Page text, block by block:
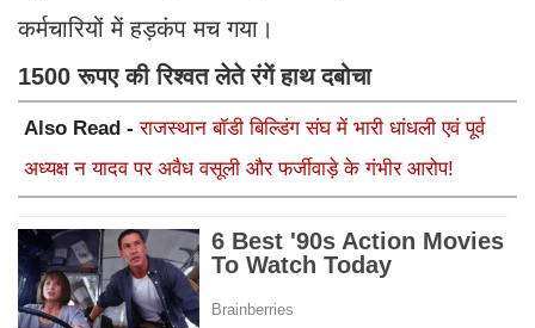
कर्मचारियों में हड़कंप मच गया।
1500 रूपए की रिश्वत लेते रंगें हाथ दबोचा
Also Read -राजस्थान बॉडी बिल्डिंग संघ में भारी धांधली एवं पूर्व
अध्यक्ष न यादव पर अवैध वसूली और फर्जीवाड़े के गंभीर आरोप!